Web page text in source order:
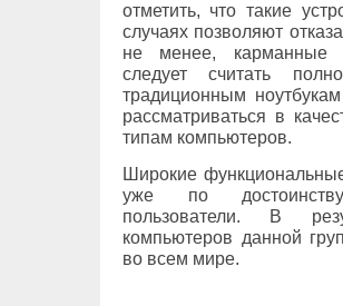
отметить, что такие
случаях позволяют
не менее, карманные
следует считать
традиционным
рассматриваться в
типам компьютеров.
Широкие
уже по
пользователи. В
компьютеров данной
во всем мире.